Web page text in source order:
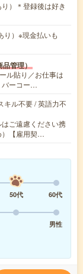
）＊登録後は好き
）※現金払いも
品管理）
ル貼り／お仕事は
バーコー…
キル不要 / 英語力不
ご遠慮ください携
）【雇用契…
50代
60代
男性